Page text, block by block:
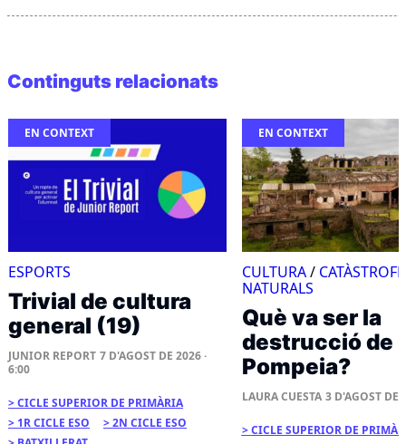
Continguts relacionats
EN CONTEXT
ESPORTS
Trivial de cultura
general (19)
JUNIOR REPORT 7 D'AGOST DE 2026 ·
6:00
CICLE SUPERIOR DE PRIMÀRIA
1R CICLE ESO
2N CICLE ESO
EN CONTEXT
CULTURA/
NATURALS
Què va ser la
destrucció de
Pompeia?
LAURA CUESTA 3 D'AGOST DE
CICLE SUPERIOR DE